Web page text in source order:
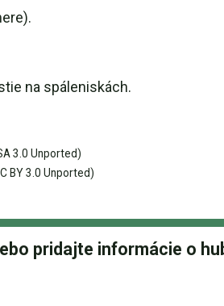
na spáleniskách.
3.0 Unported)
BY 3.0 Unported)